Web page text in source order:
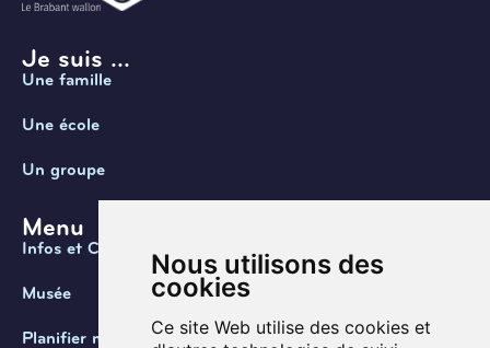
Nous utilisons des
cookies
Ce site Web utilise des cookies et
Je suis ...
Une famille
Une école
Un groupe
Menu
Infos et Contact
Musée
Planifier ma visite